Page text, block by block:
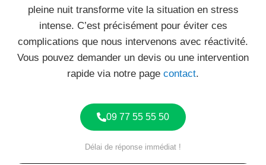
pleine nuit transforme vite la situation en stress
intense. C’est précisément pour éviter ces
complications que nous intervenons avec réactivité.
Vous pouvez demander un devis ou une intervention
rapide via notre page contact.
09 77 55 55 50
Délai de réponse immédiat !